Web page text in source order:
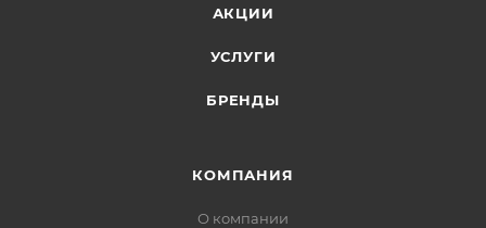
АКЦИИ
УСЛУГИ
БРЕНДЫ
КОМПАНИЯ
О компании